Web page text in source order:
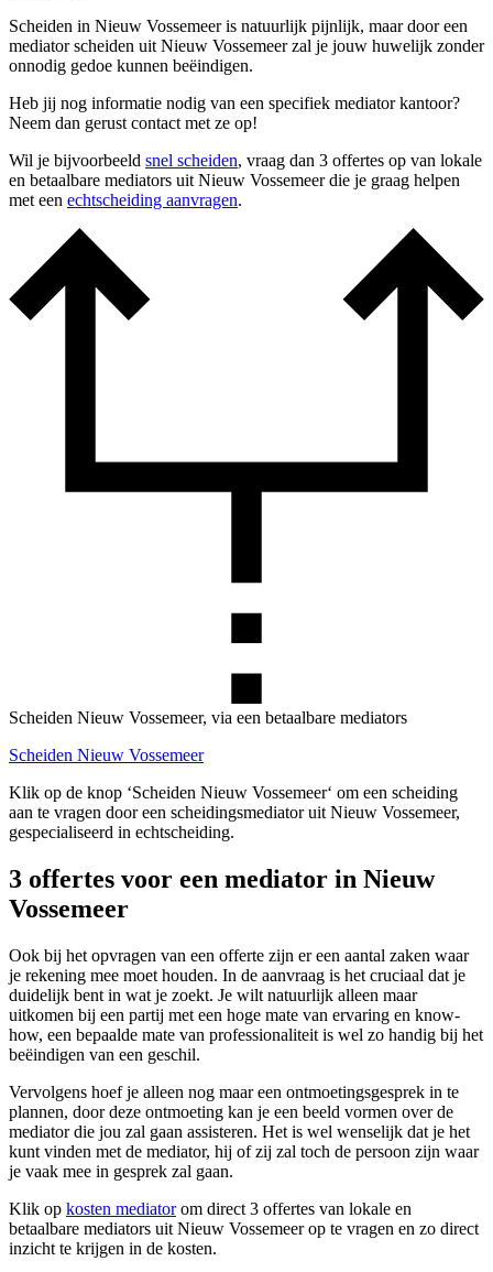
Scheiden in Nieuw Vossemeer is natuurlijk pijnlijk, maar door een
mediator scheiden uit Nieuw Vossemeer zal je jouw huwelijk zonder
onnodig gedoe kunnen beëindigen.
Heb jij nog informatie nodig van een specifiek mediator kantoor?
Neem dan gerust contact met ze op!
Wil je bijvoorbeeld snel scheiden, vraag dan 3 offertes op van lokale
en betaalbare mediators uit Nieuw Vossemeer die je graag helpen
met een echtscheiding aanvragen.
Scheiden Nieuw Vossemeer, via een betaalbare mediators
Scheiden Nieuw Vossemeer
Klik op de knop ‘Scheiden Nieuw Vossemeer‘ om een scheiding
aan te vragen door een scheidingsmediator uit Nieuw Vossemeer,
gespecialiseerd in echtscheiding.
3 offertes voor een mediator in Nieuw
Vossemeer
Ook bij het opvragen van een offerte zijn er een aantal zaken waar
je rekening mee moet houden. In de aanvraag is het cruciaal dat je
duidelijk bent in wat je zoekt. Je wilt natuurlijk alleen maar
uitkomen bij een partij met een hoge mate van ervaring en know-
how, een bepaalde mate van professionaliteit is wel zo handig bij het
beëindigen van een geschil.
Vervolgens hoef je alleen nog maar een ontmoetingsgesprek in te
plannen, door deze ontmoeting kan je een beeld vormen over de
mediator die jou zal gaan assisteren. Het is wel wenselijk dat je het
kunt vinden met de mediator, hij of zij zal toch de persoon zijn waar
je vaak mee in gesprek zal gaan.
Klik op kosten mediatorom direct 3 offertes van lokale en
betaalbare mediators uit Nieuw Vossemeer op te vragen en zo direct
inzicht te krijgen in de kosten.